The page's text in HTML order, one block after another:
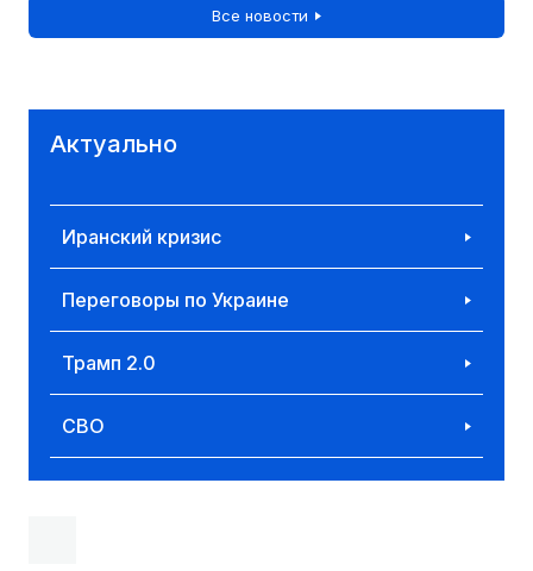
Все новости
Актуально
Иранский кризис
Переговоры по Украине
Трамп 2.0
СВО